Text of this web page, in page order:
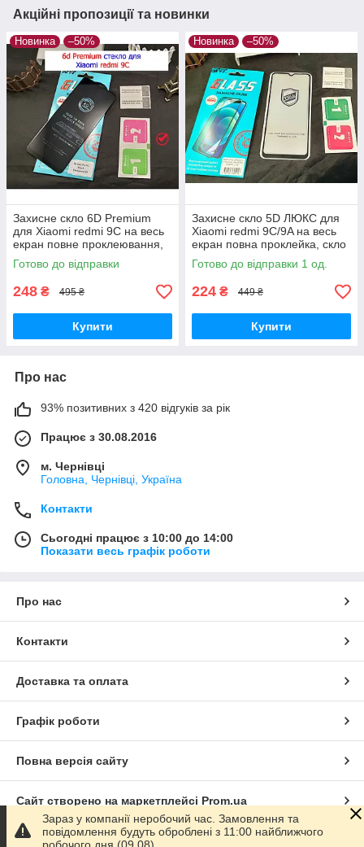
Акційні пропозиції та новинки
Новинка –50%
Захисне скло 6D Premium
для Xiaomi redmi 9C на весь
екран повне проклеювання,
скло преміум наредмі 9 с
Готово до відправки
248 ₴ 495 ₴
Купити
Новинка –50%
Захисне скло 5D ЛЮКС для
Xiaomi redmi 9C/9A на весь
екран повна проклейка, скло
преміум редмі 9с 9a
Готово до відправки 1 од.
224 ₴ 449 ₴
Купити
Про нас
93% позитивних з 420 відгуків за рік
Працює з 30.08.2016
м. Чернівці
Головна, Чернівці, Україна
Контакти
Сьогодні працює з 10:00 до 14:00
Показати весь графік роботи
Про нас
Контакти
Доставка та оплата
Графік роботи
Повна версія сайту
Сайт створено на маркетплейсі Prom.ua
Політика конфіденційності
Зараз у компанії неробочий час. Замовлення та
повідомлення будуть оброблені з 11:00 найближчого